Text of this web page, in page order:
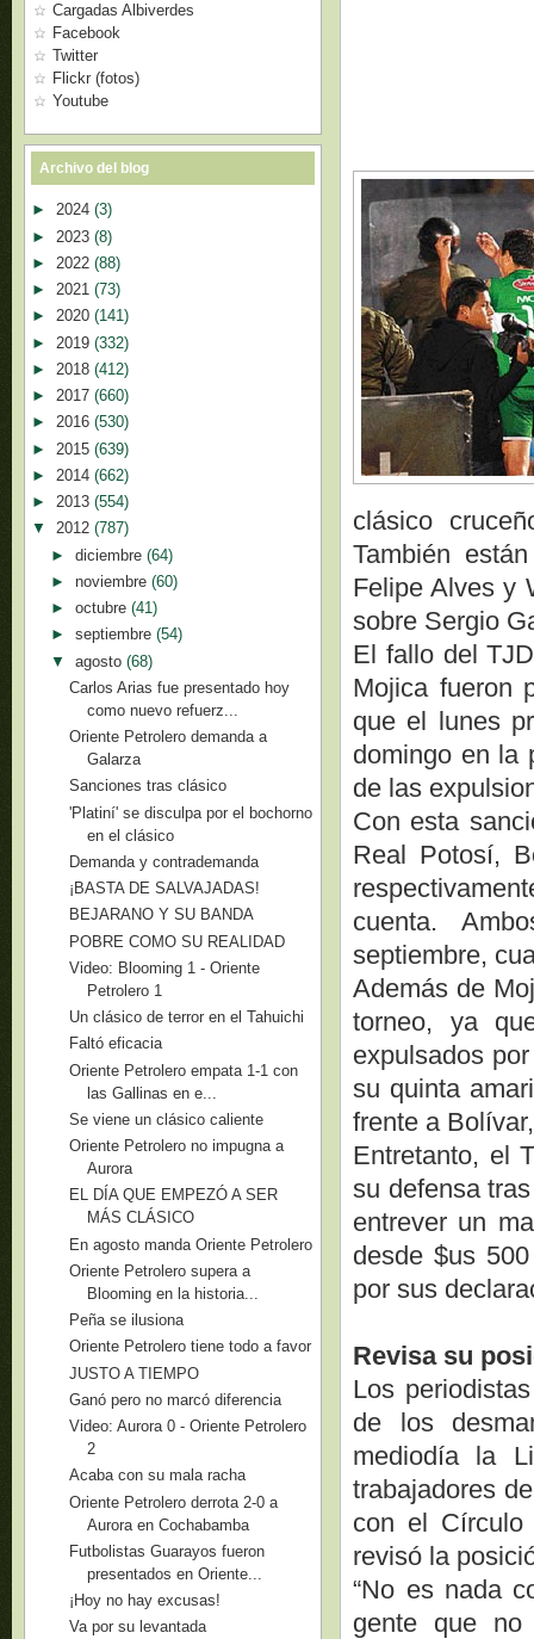
clásico
También
Felipe Alves y
sobre Sergio
El fallo del
Mojica fueron
que el lunes
domingo en la
de las
Con esta
Real Potosí,
cuenta.
septiembre,
Además de
torneo, ya
expulsados
su quinta
frente a
Entretanto, el
su defensa
entrever un
desde $us
por sus
Revisa su
Los
de los
mediodía la
trabajadores
con el Círculo
revisó la
“No es nada
gente que
Cargadas Albiverdes
Facebook
Twitter
Flickr (fotos)
Youtube
Archivo del blog
► 2024 (3)
► 2023 (8)
► 2022 (88)
► 2021 (73)
► 2020 (141)
► 2019 (332)
► 2018 (412)
► 2017 (660)
► 2016 (530)
► 2015 (639)
► 2014 (662)
► 2013 (554)
▼ 2012 (787)
► diciembre (64)
► noviembre (60)
► octubre (41)
► septiembre (54)
▼ agosto (68)
Carlos Arias fue presentado hoy
como nuevo refuerz...
Oriente Petrolero demanda a
Galarza
Sanciones tras clásico
'Platiní' se disculpa por el bochorno
en el clásico
Demanda y contrademanda
¡BASTA DE SALVAJADAS!
BEJARANO Y SU BANDA
POBRE COMO SU REALIDAD
Video: Blooming 1 - Oriente
Petrolero 1
Un clásico de terror en el Tahuichi
Faltó eficacia
Oriente Petrolero empata 1-1 con
las Gallinas en e...
Se viene un clásico caliente
Oriente Petrolero no impugna a
Aurora
EL DÍA QUE EMPEZÓ A SER
MÁS CLÁSICO
En agosto manda Oriente Petrolero
Oriente Petrolero supera a
Blooming en la historia...
Peña se ilusiona
Oriente Petrolero tiene todo a favor
JUSTO A TIEMPO
Ganó pero no marcó diferencia
Video: Aurora 0 - Oriente Petrolero
2
Acaba con su mala racha
Oriente Petrolero derrota 2-0 a
Aurora en Cochabamba
Futbolistas Guarayos fueron
presentados en Oriente...
¡Hoy no hay excusas!
Va por su levantada